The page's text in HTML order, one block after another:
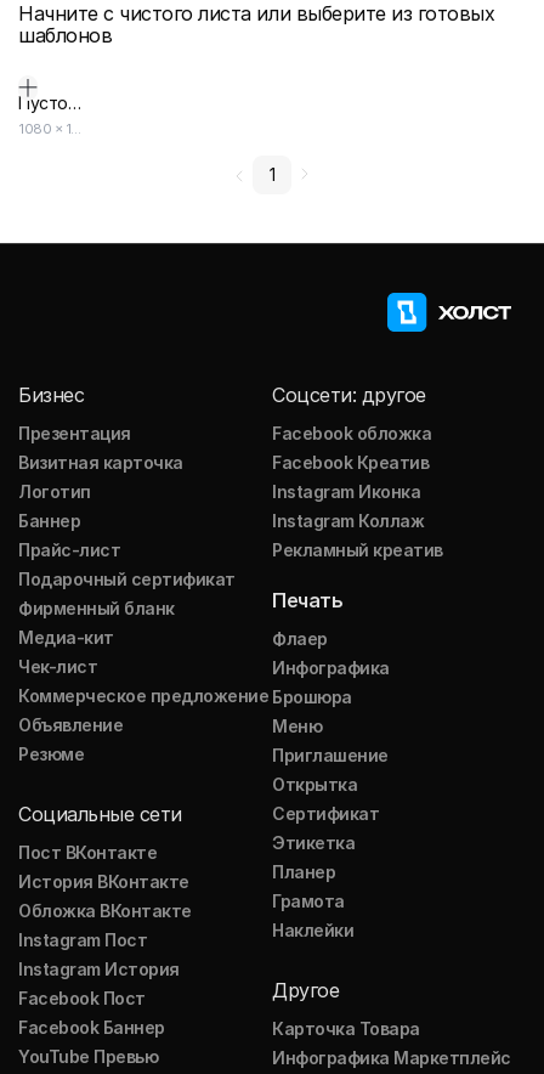
Начните с чистого листа или выберите из готовых
шаблонов
Пустой дизайн-макет
1080 × 1920
1
Бизнес
Презентация
Визитная карточка
Логотип
Баннер
Прайс-лист
Подарочный сертификат
Фирменный бланк
Медиа-кит
Чек-лист
Коммерческое предложение
Объявление
Резюме
Социальные сети
Пост ВКонтакте
История ВКонтакте
Обложка ВКонтакте
Instagram Пост
Instagram История
Facebook Пост
Facebook Баннер
YouTube Превью
Соцсети: другое
Facebook обложка
Facebook Креатив
Instagram Иконка
Instagram Коллаж
Рекламный креатив
Печать
Флаер
Инфографика
Брошюра
Меню
Приглашение
Открытка
Сертификат
Этикетка
Планер
Грамота
Наклейки
Другое
Карточка Товара
Инфографика Маркетплейс